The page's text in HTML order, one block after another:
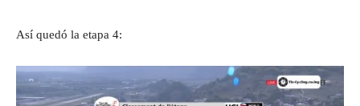
Así quedó la etapa 4: